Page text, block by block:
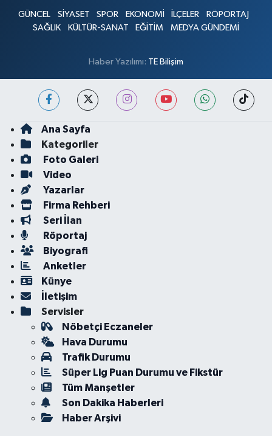
GÜNCEL SİYASET SPOR EKONOMİ İLÇELER
RÖPORTAJ
SAĞLIK
KÜLTÜR-SANAT EĞİTİM MEDYA GÜNDEMİ
Haber Yazılımı: TE Bilişim
Ana Sayfa
Kategoriler
Foto Galeri
Video
Yazarlar
Firma Rehberi
Seri İlan
Röportaj
Biyografi
Anketler
Künye
İletişim
Servisler
Nöbetçi Eczaneler
Hava Durumu
Trafik Durumu
Süper Lig Puan Durumu ve Fikstür
Tüm Manşetler
Son Dakika Haberleri
Haber Arşivi